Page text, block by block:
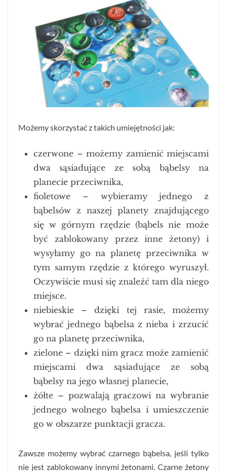
Możemy skorzystać z takich umiejętności jak:
czerwone – możemy zamienić miejscami
dwa sąsiadujące ze sobą bąbelsy na
planecie przeciwnika,
fioletowe – wybieramy jednego z
bąbelsów z naszej planety znajdującego
się w górnym rzędzie (bąbels nie może
być zablokowany przez inne żetony) i
wysyłamy go na planetę przeciwnika w
tym samym rzędzie z którego wyruszył.
Oczywiście musi się znaleźć tam dla niego
miejsce.
niebieskie – dzięki tej rasie, możemy
wybrać jednego bąbelsa z nieba i zrzucić
go na planetę przeciwnika,
zielone – dzięki nim gracz może zamienić
miejscami dwa sąsiadujące ze sobą
bąbelsy na jego własnej planecie,
żółte – pozwalają graczowi na wybranie
jednego wolnego bąbelsa i umieszczenie
go w obszarze punktacji gracza.
Zawsze możemy wybrać czarnego bąbelsa, jeśli tylko
nie jest zablokowany innymi żetonami. Czarne żetony